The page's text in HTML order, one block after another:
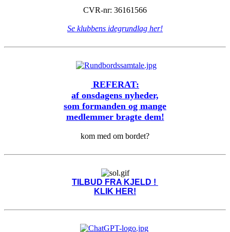
CVR-nr: 36161566
Se klubbens idegrundlag her!
REFERAT:
af onsdagens nyheder,
som formanden og mange
medlemmer bragte dem!
kom med om bordet?
TILBUD FRA KJELD !
KLIK HER!